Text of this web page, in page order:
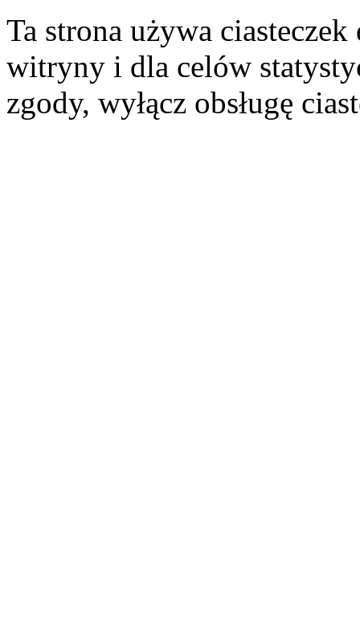
Ta strona używa
witryny i dla celów
zgody, wyłącz obsługę